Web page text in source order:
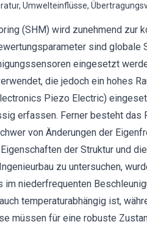
Umwelteinflüsse,
(SHM) wird zunehmend zur
sind globale
eingesetzt
die jedoch ein hohes
Piezo Electric)
erfassen. Ferner besteht
von Änderungen der
der Struktur und
zu untersuchen,
im niederfrequenten
temperaturabhängig ist,
müssen für eine robuste